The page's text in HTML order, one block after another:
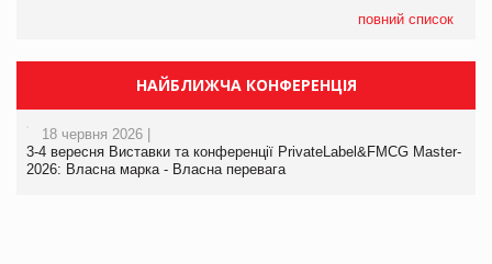
повний список
НАЙБЛИЖЧА КОНФЕРЕНЦІЯ
18 червня 2026 |
3-4 вересня Виставки та конференції PrivateLabel&FMCG Master-
2026: Власна марка - Власна перевага